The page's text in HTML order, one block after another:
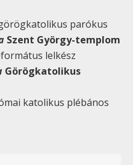
parókus
Szent György-templom
lelkész
Görögkatolikus
katolikus plébános